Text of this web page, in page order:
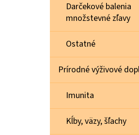
Darčekové balenia
množstevné zľavy
Ostatné
Prírodné výživové
Imunita
Kĺby, väzy, šľachy